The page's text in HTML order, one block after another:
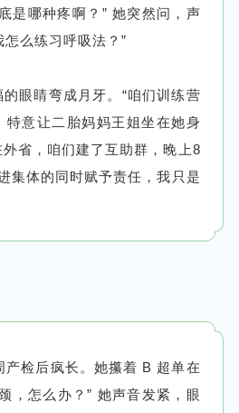
是哪种疼啊？” 她突然问，声
么练习呼吸法？”
眼睛弯成月牙。“咱们训练营
意让二胎妈妈王姐坐在她身
省，咱们建了互助群，晚上8
集体的同时赋予责任，我只是
检后疯长。她攥着 B 超单在
，怎么办？” 她声音发紧，眼